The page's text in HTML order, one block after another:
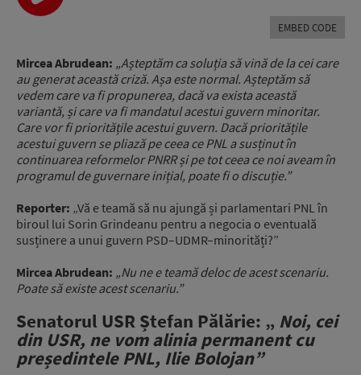
EMBED CODE
Mircea Abrudean: „Așteptăm ca soluția să vină de la cei care
au generat această criză. Așa este normal. Așteptăm să
vedem care va fi propunerea, dacă va exista această
variantă, și care va fi mandatul acestui guvern minoritar.
Care vor fi prioritățile acestui guvern. Dacă prioritățile
acestui guvern se pliază pe ceea ce PNL a susținut în
continuarea reformelor PNRR și pe tot ceea ce noi aveam în
programul de guvernare inițial, poate fi o discuție.”
Reporter: „Vă e teamă să nu ajungă și parlamentari PNL în
biroul lui Sorin Grindeanu pentru a negocia o eventuală
susținere a unui guvern PSD–UDMR–minorități?”
Mircea Abrudean: „Nu ne e teamă deloc de acest scenariu.
Poate să existe acest scenariu.”
Senatorul USR Ștefan Pălărie: „ Noi, cei
din USR, ne vom alinia permanent cu
președintele PNL, Ilie Bolojan”